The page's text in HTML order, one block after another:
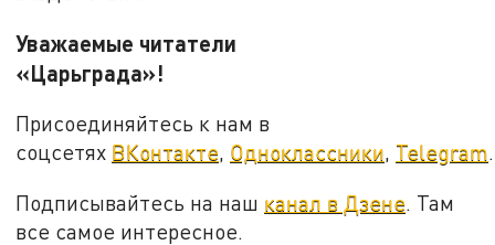
Уважаемые читатели
«Царьграда»!
Присоединяйтесь к нам в
соцсетях ВКонтакте, Одноклассники, Telegram.
Подписывайтесь на наш канал в Дзене. Там
все самое интересное.